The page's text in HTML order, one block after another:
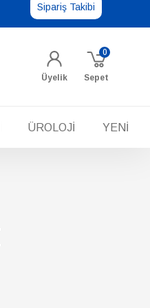
Sipariş Takibi
Üyelik Sepet
0
ÜROLOJİ YENİ